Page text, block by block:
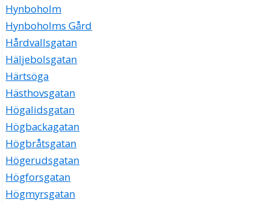
Hynboholm
Hynboholms Gård
Hårdvallsgatan
Häljebolsgatan
Härtsöga
Hästhovsgatan
Högalidsgatan
Högbackagatan
Högbråtsgatan
Högerudsgatan
Högforsgatan
Högmyrsgatan